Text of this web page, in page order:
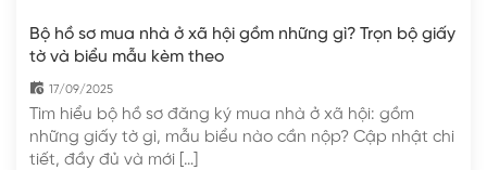
Bộ hồ sơ mua nhà ở xã hội gồm những gì? Trọn bộ giấy
tờ và biểu mẫu kèm theo
17/09/2025
Tìm hiểu bộ hồ sơ đăng ký mua nhà ở xã hội: gồm
những giấy tờ gì, mẫu biểu nào cần nộp? Cập nhật chi
tiết, đầy đủ và mới […]